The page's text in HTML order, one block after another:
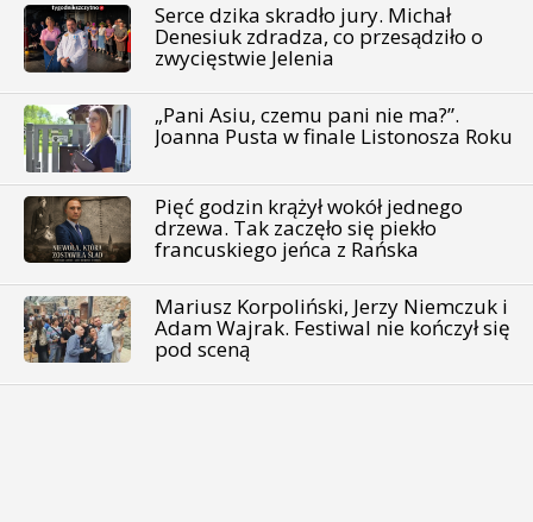
Serce dzika skradło jury. Michał
Denesiuk zdradza, co przesądziło o
zwycięstwie Jelenia
„Pani Asiu, czemu pani nie ma?”.
Joanna Pusta w finale Listonosza Roku
Pięć godzin krążył wokół jednego
drzewa. Tak zaczęło się piekło
francuskiego jeńca z Rańska
Mariusz Korpoliński, Jerzy Niemczuk i
Adam Wajrak. Festiwal nie kończył się
pod sceną